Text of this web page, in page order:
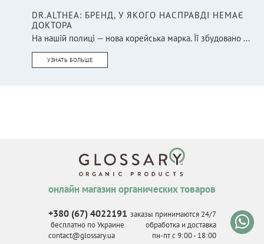
DR.ALTHEA: БРЕНД, У ЯКОГО НАСПРАВДІ НЕМАЄ
ДОКТОРА
На нашій полиці — нова корейська марка. Її збудовано ...
УЗНАТЬ БОЛЬШЕ
онлайн магазин органических товаров
+380 (67) 4022191
бесплатно по Украине
contact@glossary.ua
заказы принимаются 24/7
обработка и доставка
пн-пт с 9:00 - 18:00